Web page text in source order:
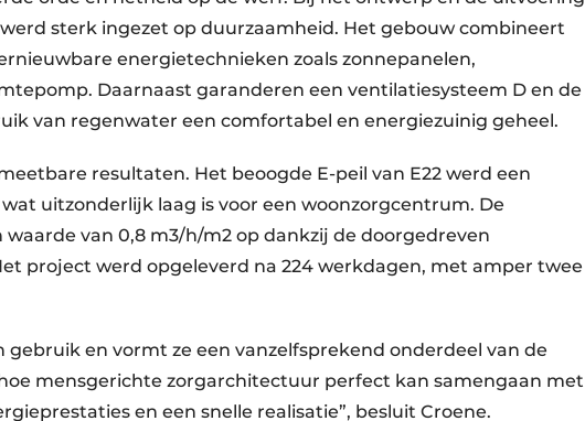
sterk ingezet op duurzaamheid. Het gebouw combineert
energietechnieken zoals zonnepanelen,
Daarnaast garanderen een ventilatiesysteem D en de
van regenwater een comfortabel en energiezuinig geheel.
resultaten. Het beoogde E-peil van E22 werd een
wat uitzonderlijk laag is voor een woonzorgcentrum. De
van 0,8 m3/h/m2 op dankzij de doorgedreven
project werd opgeleverd na 224 werkdagen, met amper twee
gebruik en vormt ze een vanzelfsprekend onderdeel van de
mensgerichte zorgarchitectuur perfect kan samengaan met
en een snelle realisatie”, besluit Croene.